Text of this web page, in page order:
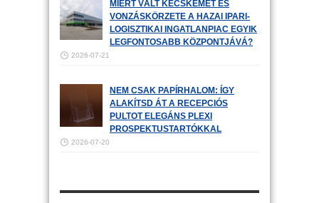
MIÉRT VÁLT KECSKEMÉT ÉS
VONZÁSKÖRZETE A HAZAI IPARI-
LOGISZTIKAI INGATLANPIAC EGYIK
LEGFONTOSABB KÖZPONTJÁVÁ?
2026-07-21
NEM CSAK PAPÍRHALOM: ÍGY
ALAKÍTSD ÁT A RECEPCIÓS
PULTOT ELEGÁNS PLEXI
PROSPEKTUSTARTÓKKAL
2026-07-20